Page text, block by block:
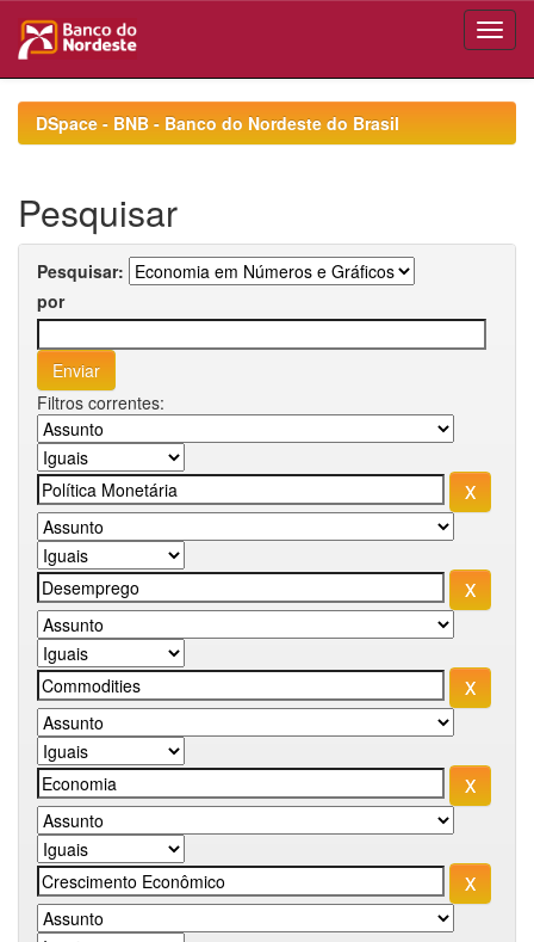
navigationDSpace - BNB - Banco do Nordeste do Brasil
Pesquisar
Pesquisar:
por
Filtros correntes: